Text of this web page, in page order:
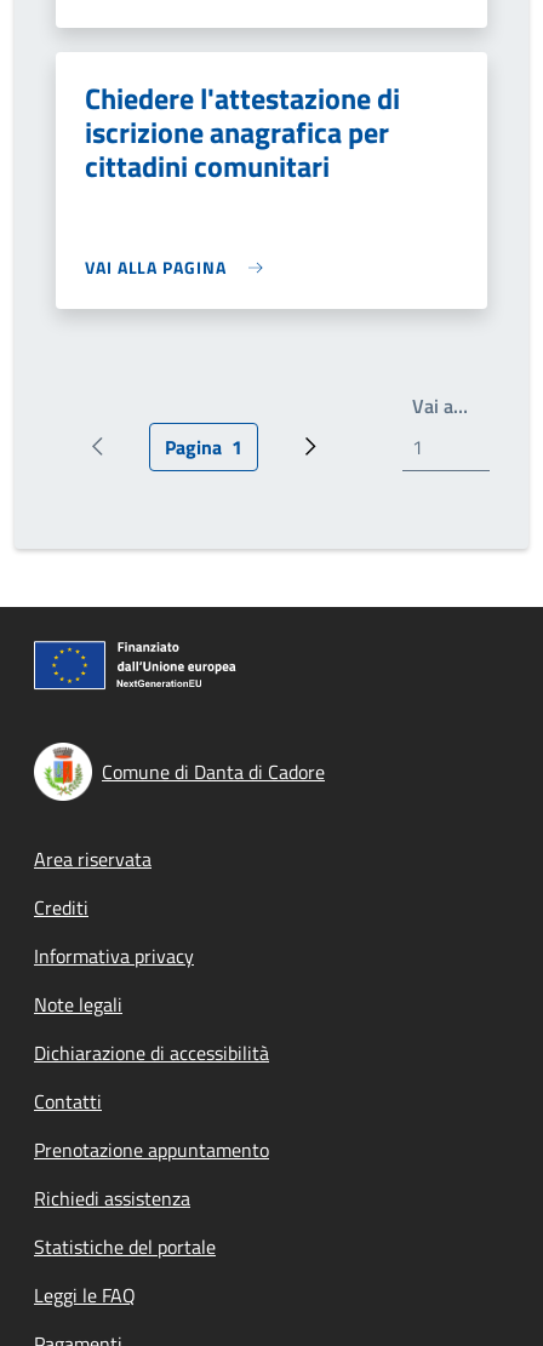
Chiedere l'attestazione di
iscrizione anagrafica per
cittadini comunitari
VAI ALLA PAGINA
Pagina precedentePagina attuale
Pagina 1 Prossima pagina
Vai a…
Comune di Danta di Cadore
Footer menu
Area riservata
Crediti
Informativa privacy
Note legali
Dichiarazione di accessibilità
Contatti
Prenotazione appuntamento
Richiedi assistenza
Statistiche del portale
Leggi le FAQ